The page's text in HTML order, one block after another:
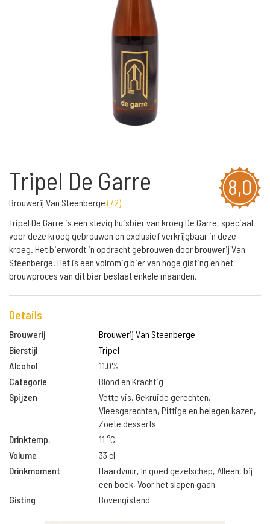
8,0
Tripel De Garre
Brouwerij Van Steenberge(72)
Tripel De Garre is een stevig huisbier van kroeg De Garre, speciaal
voor deze kroeg gebrouwen en exclusief verkrijgbaar in deze
kroeg. Het bierwordt in opdracht gebrouwen door brouwerij Van
Steenberge. Het is een volromig bier van hoge gisting en het
brouwproces van dit bier beslaat enkele maanden.
Details
Brouwerij
Brouwerij Van Steenberge
Bierstijl
Tripel
Alcohol
11.0%
Categorie
Blond en Krachtig
Spijzen
Vette vis, Gekruide gerechten,
Vleesgerechten, Pittige en belegen kazen,
Zoete desserts
Drinktemp.
11 °C
Volume
33 cl
Drinkmoment
Haardvuur, In goed gezelschap, Alleen, bij
een boek, Voor het slapen gaan
Gisting
Bovengistend